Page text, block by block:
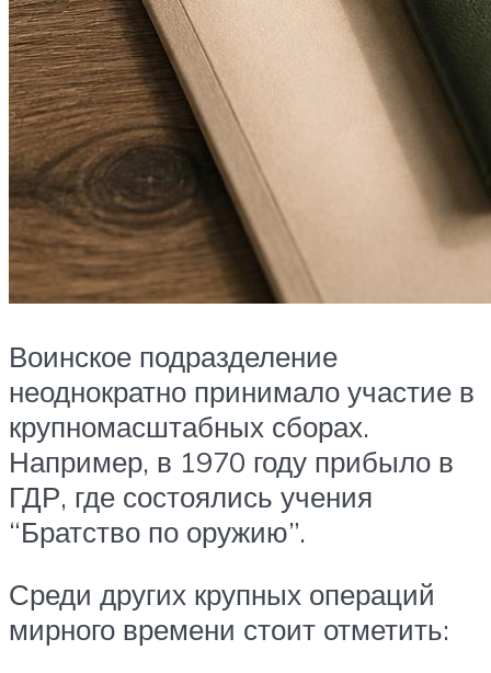
Воинское подразделение
неоднократно принимало участие в
крупномасштабных сборах.
Например, в 1970 году прибыло в
ГДР, где состоялись учения
“Братство по оружию”.
Среди других крупных операций
мирного времени стоит отметить: